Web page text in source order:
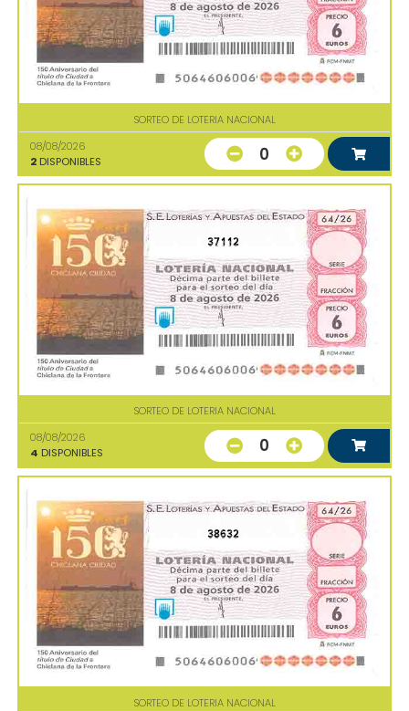
SORTEO DE LOTERIA NACIONAL
08/08/2026
2 DISPONIBLES 0
37112
SORTEO DE LOTERIA NACIONAL
08/08/2026
4 DISPONIBLES 0
38632
SORTEO DE LOTERIA NACIONAL